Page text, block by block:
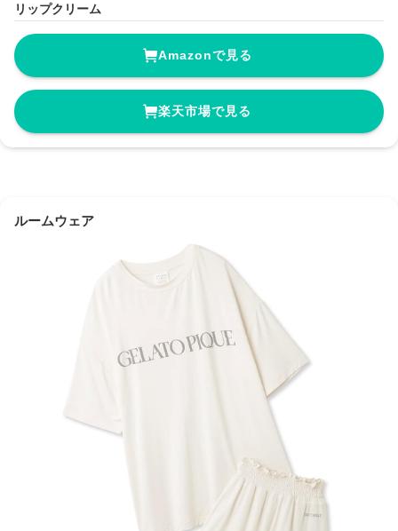
リップクリーム
Amazonで見る
楽天市場で見る
ルームウェア